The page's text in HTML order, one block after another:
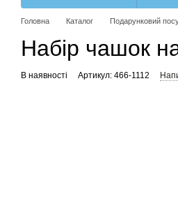
Головна Каталог Подарунковий
Набір чашок
В наявності Артикул: 466-1112